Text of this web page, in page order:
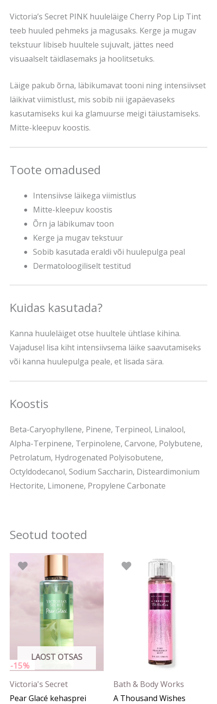
Victoria’s Secret PINK huuleläige Cherry Pop Lip Tint
teeb huuled pehmeks ja magusaks. Kerge ja mugav
tekstuur libiseb huultele sujuvalt, jättes need
visuaalselt täidlasemaks ja hoolitsetuks.
Läige pakub õrna, läbikumavat tooni ning intensiivset
läikivat viimistlust, mis sobib nii igapäevaseks
kasutamiseks kui ka glamuurse meigi täiustamiseks.
Mitte-kleepuv koostis.
Toote omadused
Intensiivse läikega viimistlus
Mitte-kleepuv koostis
Õrn ja läbikumav toon
Kerge ja mugav tekstuur
Sobib kasutada eraldi või huulepulga peal
Dermatoloogiliselt testitud
Kuidas kasutada?
Kanna huuleläiget otse huultele ühtlase kihina.
Vajadusel lisa kiht intensiivsema läike saavutamiseks
või kanna huulepulga peale, et lisada sära.
Koostis
Beta-Caryophyllene, Pinene, Terpineol, Linalool,
Alpha-Terpinene, Terpinolene, Carvone, Polybutene,
Petrolatum, Hydrogenated Polyisobutene,
Octyldodecanol, Sodium Saccharin, Disteardimonium
Hectorite, Limonene, Propylene Carbonate
Seotud tooted
-15%
LAOST OTSAS
Victoria's Secret
Pear Glacé kehasprei
Algne
oli:
28.90 €.
24.50 €.
Bath & Body Works
A Thousand Wishes